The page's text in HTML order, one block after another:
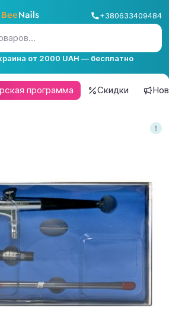
+380633409484
от 2000 UAH — бесплатно
программа Скидки